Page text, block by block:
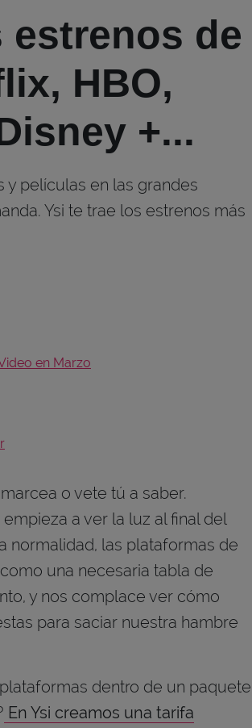
de
HBO,
+...
y películas en las grandes
Ysi te trae los estrenos más
en Marzo
o vete tú a saber.
a ver la luz al final del
normalidad, las plataformas de
una necesaria tabla de
y nos complace ver cómo
para saciar nuestra hambre
dentro de un paquete
En Ysi creamos una tarifa